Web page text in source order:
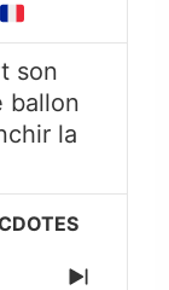
son
ballon
la